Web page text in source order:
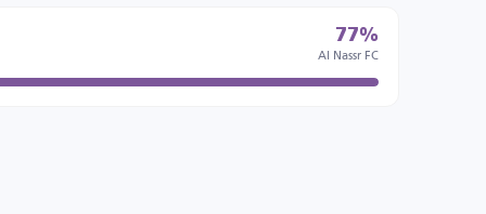
77%
Al Nassr FC